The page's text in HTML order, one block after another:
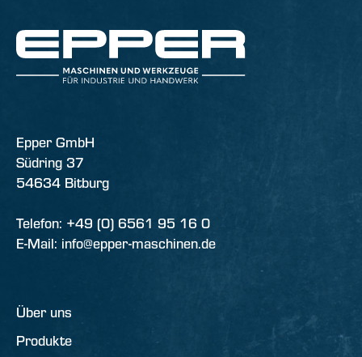
Epper GmbH
Südring 37
54634 Bitburg
Telefon: +49 (0) 6561 95 16 0
E-Mail: info@epper-maschinen.de
Über uns
Produkte